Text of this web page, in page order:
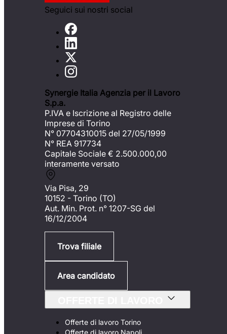
Seguici sui nostri social
Synergie Italia Agenzia per il Lavoro
S.p.a.
P.IVA e Iscrizione al Registro delle
Imprese di Torino
N° 07704310015 del 27/05/1999
N° REA 917734
Capitale Sociale € 2.500.000,00
interamente versato
Via Pisa, 29
10152 - Torino (TO)
Aut. Min. Prot. n° 1207-SG del
16/12/2004
Trova filiale
Area candidato
Offerte di lavoro Torino
Offerte di lavoro Napoli